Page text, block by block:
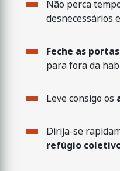
Não perca
desnecessários e
Feche as
para fora da
Leve consigo os
Dirija-se
refúgio